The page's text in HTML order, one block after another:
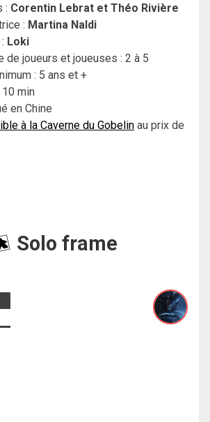
: Corentin Lebrat et Théo Rivière
: Martina Naldi
Loki
de joueurs et joueuses : 2 à 5
: 5 ans et +
10 min
en Chine
à la Caverne du Gobelin au prix de
Solo frame